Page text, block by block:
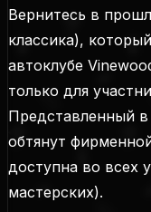
Вернитесь в
классика),
автоклубе
только для
Представленный в
обтянут
доступна во всех
мастерских).